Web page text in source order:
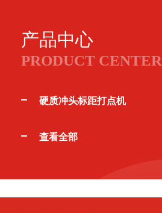
产品中心
PRODUCT CENTER
硬质冲头标距打点机
查看全部